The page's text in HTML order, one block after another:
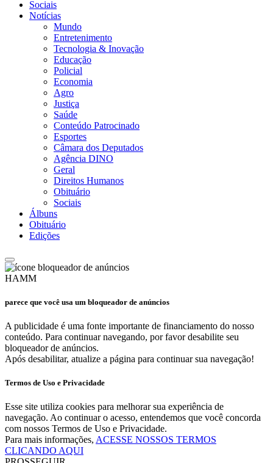
Sociais
Notícias
Mundo
Entretenimento
Tecnologia & Inovação
Educação
Policial
Economia
Agro
Justiça
Saúde
Conteúdo Patrocinado
Esportes
Câmara dos Deputados
Agência DINO
Geral
Direitos Humanos
Obituário
Sociais
Álbuns
Obituário
Edições
HAMM
parece que você usa um bloqueador de anúncios
A publicidade é uma fonte importante de financiamento do nosso
conteúdo. Para continuar navegando, por favor desabilite seu
bloqueador de anúncios.
Após desabilitar, atualize a página para continuar sua navegação!
Termos de Uso e Privacidade
Esse site utiliza cookies para melhorar sua experiência de
navegação. Ao continuar o acesso, entendemos que você concorda
com nossos Termos de Uso e Privacidade.
Para mais informações, ACESSE NOSSOS TERMOS
CLICANDO AQUI